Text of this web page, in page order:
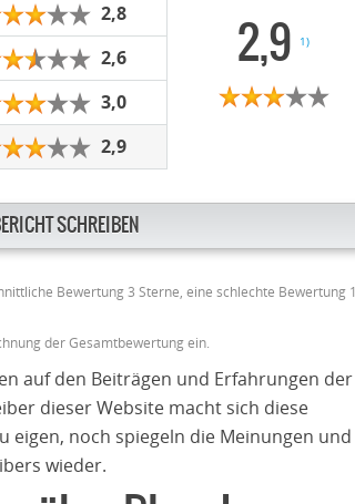
2,9 1)
2,8
2,6
3,0
2,9
SCHREIBEN
Bewertung 3 Sterne, eine schlechte Bewertung 1
der Gesamtbewertung ein.
auf den Beiträgen und Erfahrungen der
dieser Website macht sich diese
eigen, noch spiegeln die Meinungen und
wieder.